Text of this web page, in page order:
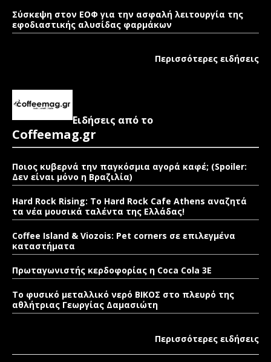
Σύσκεψη στον ΕΟΦ για την ασφαλή λειτουργία της
εφοδιαστικής αλυσίδας φαρμάκων
Περισσότερες ειδήσεις
Ειδήσεις από το
Coffeemag.gr
Ποιος κυβερνά την παγκόσμια αγορά καφέ; (Spoiler:
Δεν είναι μόνο η Βραζιλία)
Hard Rock Rising: Το Hard Rock Cafe Athens αναζητά
τα νέα μουσικά ταλέντα της Ελλάδας!
Coffee Island & Viozois: Pet corners σε επιλεγμένα
καταστήματα
Πρωταγωνιστής κερδοφορίας η Coca Cola 3E
Το φυσικό μεταλλικό νερό ΒΙΚΟΣ στο πλευρό της
αθλήτριας Γεωργίας Δαμασιώτη
Περισσότερες ειδήσεις